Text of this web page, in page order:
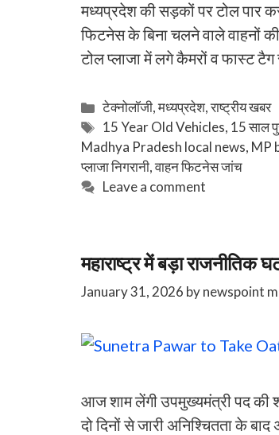
मध्यप्रदेश की सड़कों पर टोल पार
फिटनेस के बिना चलने वाले वाहनों
टोल प्लाजा में लगे कैमरों व फास्ट
Categories
टेक्नोलॉजी,मध्यप्रदेश,राष्ट्रीय खबर
Tags
15 Year Old Vehicles, 15 साल
Madhya Pradesh local news, MP
प्लाजा निगरानी,वाहन फिटनेस जांच
Leave a comment
महाराष्ट्र में बड़ा राजनीतिक
January 31, 2026 bynewspoint
आज शाम लेंगी उपमुख्यमंत्री पद की
दो दिनों से जारी अनिश्चितता के बाद